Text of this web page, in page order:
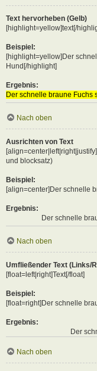
Text hervorheben (Gelb)
[highlight=yellow]text[/
Beispiel:
[highlight=yellow]Der
Hund[/highlight]
Ergebnis:
Der schnelle braune Fuchs
Nach oben
Ausrichten von Text
und blocksatz)
Beispiel:
[align=center]Der schnelle
Ergebnis:
Der schnelle
Nach oben
Umfließender Text (Links/
[float=left|right]Text[/float]
Beispiel:
[float=right]Der schnelle
Ergebnis:
Der
Nach oben